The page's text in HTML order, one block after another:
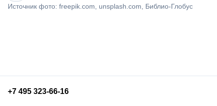
Источник фото: freepik.com, unsplash.com, Библио-Глобус
+7 495 323-66-16